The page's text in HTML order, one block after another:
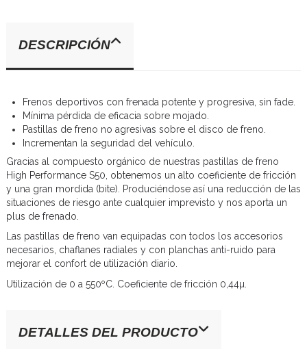
DESCRIPCIÓN
Frenos deportivos con frenada potente y progresiva, sin fade.
Mínima pérdida de eficacia sobre mojado.
Pastillas de freno no agresivas sobre el disco de freno.
Incrementan la seguridad del vehículo.
Gracias al compuesto orgánico de nuestras pastillas de freno
High Performance S50, obtenemos un alto coeficiente de fricción
y una gran mordida (bite). Produciéndose así una reducción de las
situaciones de riesgo ante cualquier imprevisto y nos aporta un
plus de frenado.
Las pastillas de freno van equipadas con todos los accesorios
necesarios, chaflanes radiales y con planchas anti-ruido para
mejorar el confort de utilización diario.
Utilización de 0 a 550ºC. Coeficiente de fricción 0,44µ.
DETALLES DEL PRODUCTO